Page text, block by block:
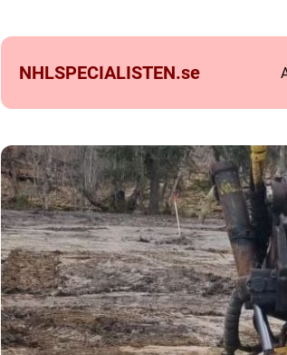
NHLSPECIALISTEN.se